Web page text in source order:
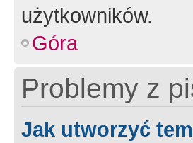
użytkowników.
Góra
Problemy z
Jak utworzyć